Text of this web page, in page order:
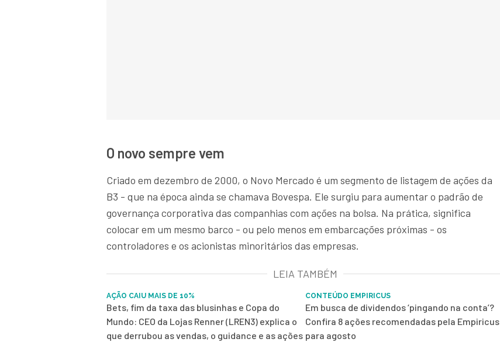
O novo sempre vem
Criado em dezembro de 2000, o Novo Mercado é um segmento de listagem de ações da
B3 - que na época ainda se chamava Bovespa. Ele surgiu para aumentar o padrão de
governança corporativa das companhias com ações na bolsa. Na prática, significa
colocar em um mesmo barco - ou pelo menos em embarcações próximas - os
controladores e os acionistas minoritários das empresas.
LEIA TAMBÉM
AÇÃO CAIU MAIS DE 10%
Bets, fim da taxa das blusinhas e Copa do
Mundo: CEO da Lojas Renner (LREN3) explica o
que derrubou as vendas, o guidance e as ações
CONTEÚDO EMPIRICUS
Em busca de dividendos ‘pingando na conta’?
Confira 8 ações recomendadas pela Empiricus
para agosto